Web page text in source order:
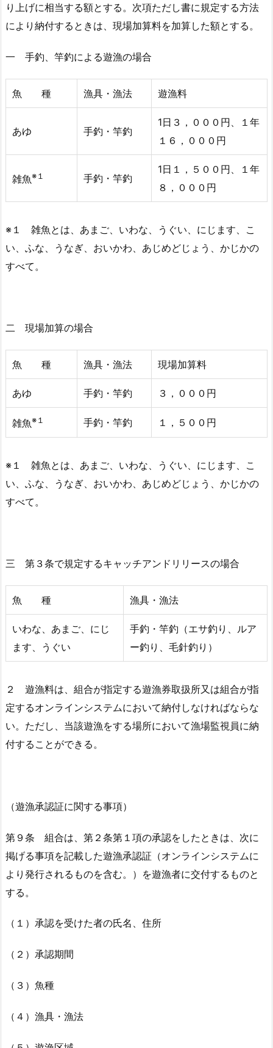
り上げに相当する額とする。次項ただし書に規定する方法
により納付するときは、現場加算料を加算した額とする。
一 手釣、竿釣による遊漁の場合
魚 種 漁具・漁法 遊漁料
あゆ 手釣・竿釣
1日３，０００円、１年
１６，０００円
雑魚※１ 手釣・竿釣
1日１，５００円、１年
８，０００円
※１ 雑魚とは、あまご、いわな、うぐい、にじます、こ
い、ふな、うなぎ、おいかわ、あじめどじょう、かじかの
すべて。
二 現場加算の場合
魚 種 漁具・漁法 現場加算料
あゆ 手釣・竿釣 ３，０００円
雑魚※１ 手釣・竿釣 １，５００円
※１ 雑魚とは、あまご、いわな、うぐい、にじます、こ
い、ふな、うなぎ、おいかわ、あじめどじょう、かじかの
すべて。
三 第３条で規定するキャッチアンドリリースの場合
魚 種 漁具・漁法
いわな、あまご、にじ
ます、うぐい
手釣・竿釣（エサ釣り、ルア
ー釣り、毛針釣り）
２ 遊漁料は、組合が指定する遊漁券取扱所又は組合が指
定するオンラインシステムにおいて納付しなければならな
い。ただし、当該遊漁をする場所において漁場監視員に納
付することができる。
（遊漁承認証に関する事項）
第９条 組合は、第２条第１項の承認をしたときは、次に
掲げる事項を記載した遊漁承認証（オンラインシステムに
より発行されるものを含む。）を遊漁者に交付するものと
する。
（１）承認を受けた者の氏名、住所
（２）承認期間
（３）魚種
（４）漁具・漁法